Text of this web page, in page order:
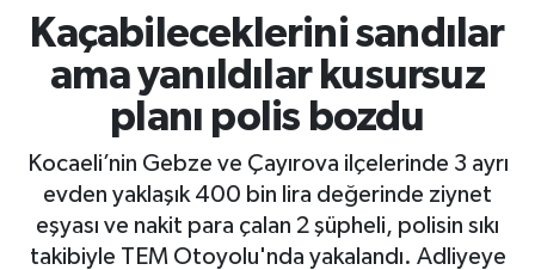
Kaçabileceklerini sandılar
ama yanıldılar kusursuz
planı polis bozdu
Kocaeli’nin Gebze ve Çayırova ilçelerinde 3 ayrı
evden yaklaşık 400 bin lira değerinde ziynet
eşyası ve nakit para çalan 2 şüpheli, polisin sıkı
takibiyle TEM Otoyolu'nda yakalandı. Adliyeye
GÜNCEL
SPOR
SİYASET
EKONOMİ
GÜNDEM
Kahramanmaraş Namaz Vakitleri
Kahramanmaraş Trafik Yoğunluk Haritası
Süper Lig Puan Durumu ve Fikstür
Tüm Manşetler
Son Dakika Haberleri